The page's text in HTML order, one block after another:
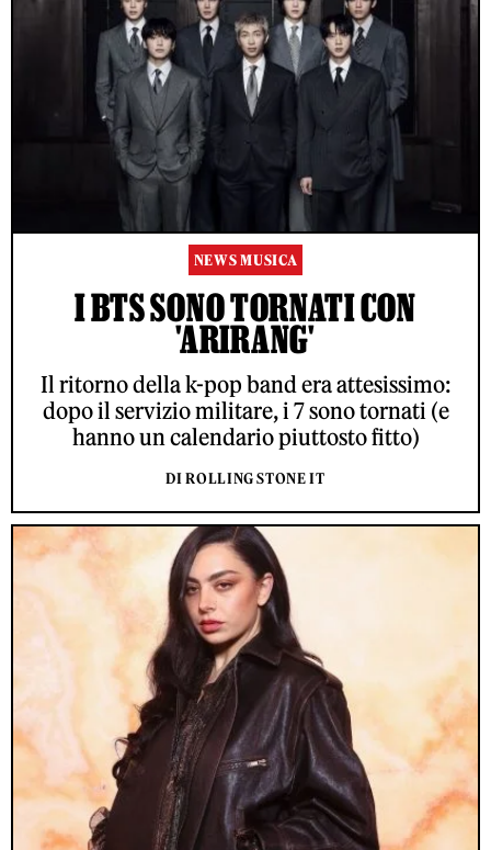
NEWS MUSICA
I BTS SONO TORNATI CON
'ARIRANG'
Il ritorno della k-pop band era attesissimo:
dopo il servizio militare, i 7 sono tornati (e
hanno un calendario piuttosto fitto)
DI ROLLING STONE IT